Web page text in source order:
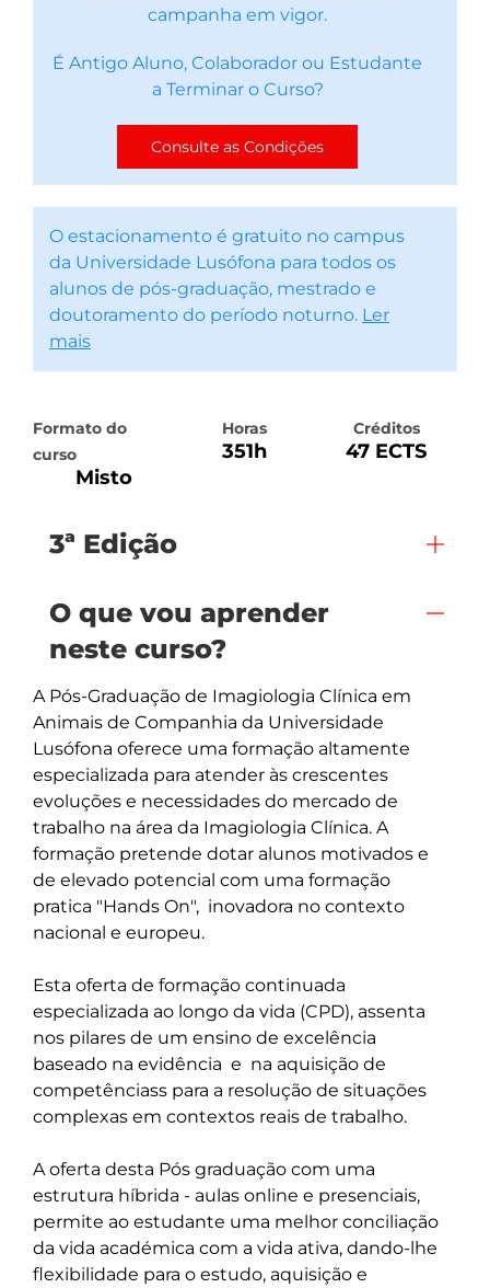
campanha em vigor.
É Antigo Aluno, Colaborador ou Estudante
a Terminar o Curso?
Consulte as Condições
O estacionamento é gratuito no campus
da Universidade Lusófona para todos os
alunos de pós-graduação, mestrado e
doutoramento do período noturno. Ler
mais
Formato do
curso
Misto
Horas
351h
Créditos
47 ECTS
3ª Edição
O que vou aprender
neste curso?
A Pós-Graduação de Imagiologia Clínica em
Animais de Companhia da Universidade
Lusófona oferece uma formação altamente
especializada para atender às crescentes
evoluções e necessidades do mercado de
trabalho na área da Imagiologia Clínica. A
formação pretende dotar alunos motivados e
de elevado potencial com uma formação
pratica "Hands On",  inovadora no contexto
nacional e europeu.
Esta oferta de formação continuada
especializada ao longo da vida (CPD), assenta
nos pilares de um ensino de excelência
baseado na evidência  e  na aquisição de
competênciass para a resolução de situações
complexas em contextos reais de trabalho.
A oferta desta Pós graduação com uma
estrutura híbrida - aulas online e presenciais,
permite ao estudante uma melhor conciliação
da vida académica com a vida ativa, dando-lhe
flexibilidade para o estudo, aquisição e